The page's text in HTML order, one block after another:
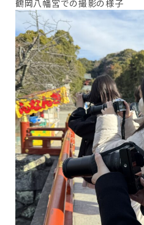
鶴岡八幡宮での撮影の様子